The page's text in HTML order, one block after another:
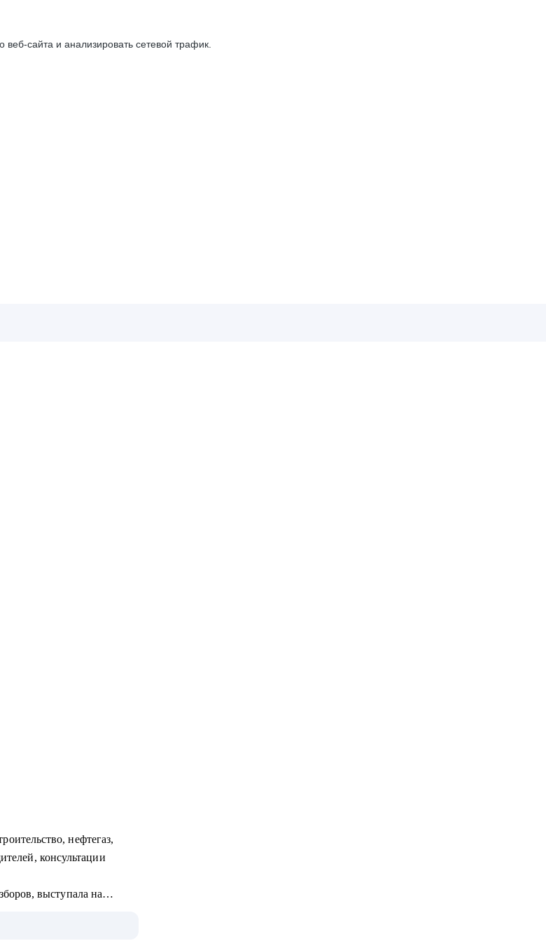
сайта и анализировать сетевой трафик.
нефтегаз,
консультации
выступала на